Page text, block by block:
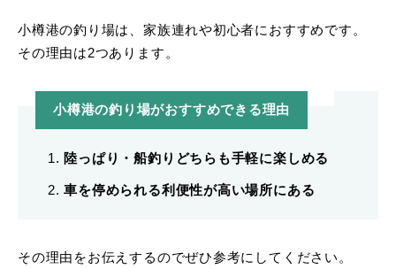
小樽港の釣り場は、家族連れや初心者におすすめです。
その理由は2つあります。
小樽港の釣り場がおすすめできる理由
陸っぱり・船釣りどちらも手軽に楽しめる
車を停められる利便性が高い場所にある
その理由をお伝えするのでぜひ参考にしてください。